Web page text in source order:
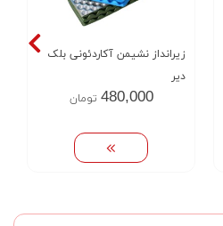
زیرانداز نشیمن آکاردئونی بلک
دیر
480,000 تومان